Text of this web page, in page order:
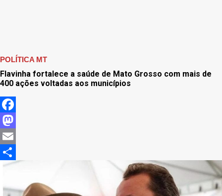
POLÍTICA MT
Flavinha fortalece a saúde de Mato Grosso com mais de
400 ações voltadas aos municípios
Facebook
Mastodon
Email
Share